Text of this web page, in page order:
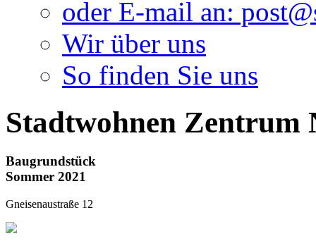
oder E-mail an:
Wir über uns
So finden Sie uns
Stadtwohnen Zentrum
Baugrundstück
Sommer 2021
Gneisenaustraße 12